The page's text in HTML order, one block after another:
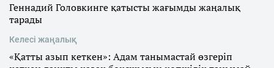
Геннадий Головкинге қатысты жағымды жаңалық
тарады
Келесі жаңалық
«Қатты азып кеткен»: Адам танымастай өзгеріп